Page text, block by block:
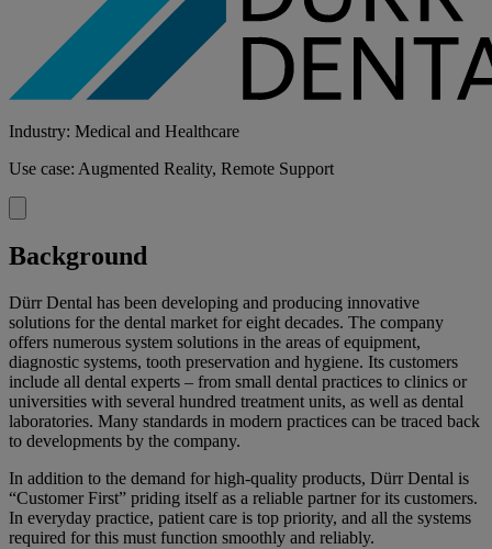
Industry: Medical and Healthcare
Use case: Augmented Reality, Remote Support
Background
Dürr Dental has been developing and producing innovative
solutions for the dental market for eight decades. The company
offers numerous system solutions in the areas of equipment,
diagnostic systems, tooth preservation and hygiene. Its customers
include all dental experts – from small dental practices to clinics or
universities with several hundred treatment units, as well as dental
laboratories. Many standards in modern practices can be traced back
to developments by the company.
In addition to the demand for high-quality products, Dürr Dental is
“Customer First” priding itself as a reliable partner for its customers.
In everyday practice, patient care is top priority, and all the systems
required for this must function smoothly and reliably.